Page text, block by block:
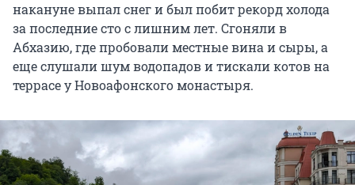
накануне выпал снег и был побит рекорд холода
за последние сто с лишним лет. Сгоняли в
Абхазию, где пробовали местные вина и сыры, а
еще слушали шум водопадов и тискали котов на
террасе у Новоафонского монастыря.